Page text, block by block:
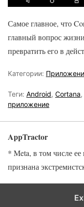
Самое главное, что
главный вопрос
превратить его в
Категории:
Теги: Android, Cortana,
приложение
AppTractor
* Meta, в том числе
признана